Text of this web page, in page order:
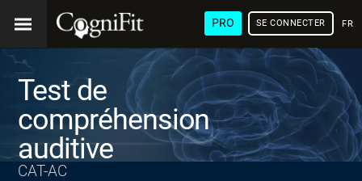
PRO SE CONNECTER
Test de
compréhension
auditive
CAT-AC